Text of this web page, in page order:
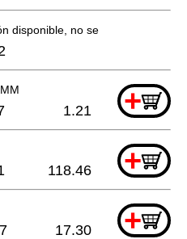
disponible, no se puede pedir
+
1.21
+
118.46
+
17.30